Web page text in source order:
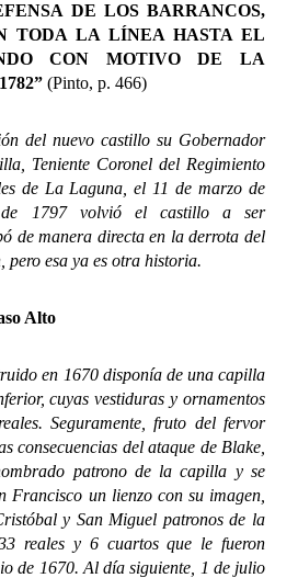
DE LOS BARRANCOS,
TODA LA LÍNEA HASTA EL
CON MOTIVO DE LA
(Pinto, p. 466)
del nuevo castillo su Gobernador
Teniente Coronel del Regimiento
de La Laguna, el 11 de marzo de
1797 volvió el castillo a ser
de manera directa en la derrota del
pero esa ya es otra historia.
Alto
en 1670 disponía de una capilla
cuyas vestiduras y ornamentos
Seguramente, fruto del fervor
consecuencias del ataque de Blake,
patrono de la capilla y se
Francisco un lienzo con su imagen,
y San Miguel patronos de la
reales y 6 cuartos que le fueron
de 1670. Al día siguiente, 1 de julio